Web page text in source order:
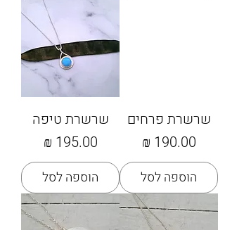
שרשרת פרחים
מחיר
הוספה לסל
שרשרת טיפה
מחיר
הוספה לסל